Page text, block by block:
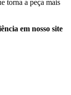
torna a peça mais
em nosso site